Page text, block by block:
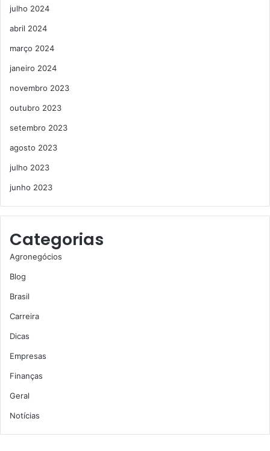
julho 2024
abril 2024
março 2024
janeiro 2024
novembro 2023
outubro 2023
setembro 2023
agosto 2023
julho 2023
junho 2023
Categorias
Agronegócios
Blog
Brasil
Carreira
Dicas
Empresas
Finanças
Geral
Notícias